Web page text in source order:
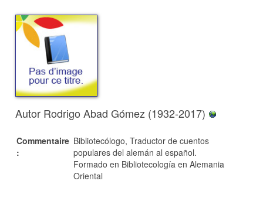
Autor Rodrigo Abad Gómez (1932-2017)
Commentaire
:
Bibliotecólogo, Traductor de cuentos
populares del alemán al español.
Formado en Bibliotecología en Alemania
Oriental